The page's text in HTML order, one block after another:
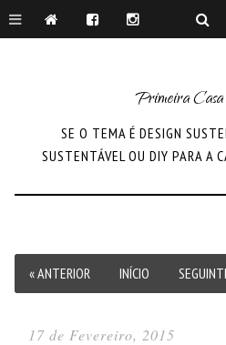
Primeira
SE O TEMA É DESIGN
SUSTENTÁVEL OU DIY PARA A
« ANTERIOR INÍCIO
17 de Fevereiro, 2015